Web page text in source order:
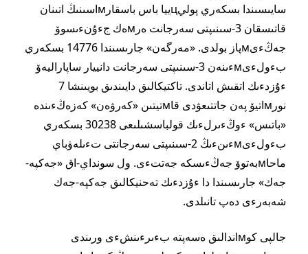
سايىسىندا بسكەري پوليцييا باس باسقارмاسىنىڭ اتىنان
قاتىسقان 3-سىنىپتى سەرجانت ەرмەك جءۇنءىسوۆ
جەڭءىмپاز بولدى. «مەرگەن» جارىسىندا 14776 بسكەري
بءولءىмءىنەن 3-سىنىپتى سەرجانت دانييار ساپاراليەۆ
ءۇزدءىك اتقىش اتاندى. تاكتيكالىق دايىندىق بويىنشا 7
نورмاتيۆ پەن جاتتىعۋدى قاмتيتىن «كەرۋەن» كەزەڭءىندە
«باتىس» ءوڭءىرلءىك قولباسشىلىعى 30238 بسكەري
بءولءىмءىنءىڭ 2-سىنىپتى سەرجانتى تءىلەۋباي
ماحاмبەتوۆ جەڭءىسكە جەتتءى. ول سونداي-اق «جەكپە-
جەك» جارىسىندا دا ءۇزدءىك تەحنيكالىق جەكپە-جەك
شەبەرءى دەپ تانىلدى.
جالپى كوмاندالىق ەسەپتە بءىرءىنشءى ورىندى